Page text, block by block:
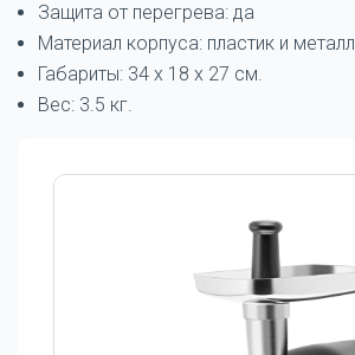
Защита от перегрева: да
Материал корпуса: пластик и металл
Габариты: 34 x 18 x 27 см.
Вес: 3.5 кг.